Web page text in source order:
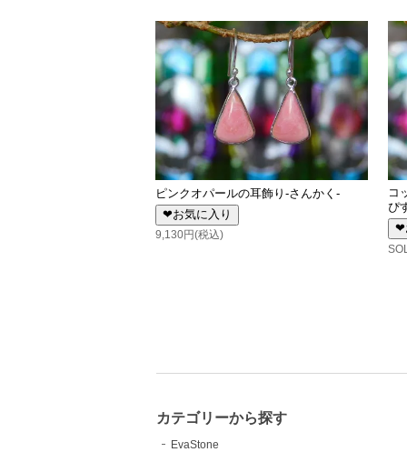
ピンクオパールの耳飾り-さんかく-
❤お気に入り
9,130円(税込)
コ
ぴ
❤
カテゴリーから探す
EvaStone